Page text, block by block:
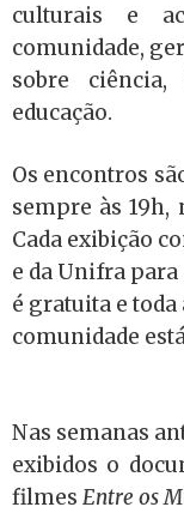
culturais e
comunidade,
sobre
educação.
Os encontros
sempre às 19h,
Cada exibição
e da Unifra para
é gratuita e toda
comunidade
Nas semanas
exibidos o
filmes Entre os